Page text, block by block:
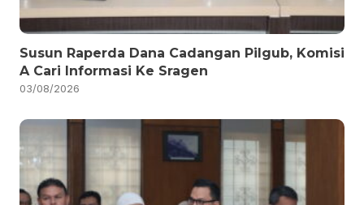
Susun Raperda Dana Cadangan Pilgub, Komisi
A Cari Informasi Ke Sragen
03/08/2026